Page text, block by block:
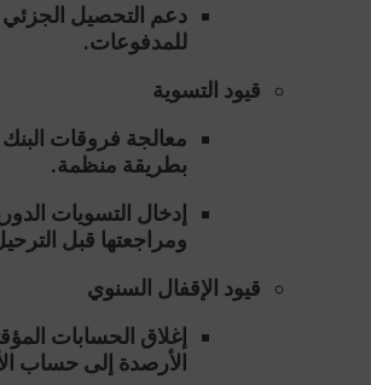
دعم التحصيل الجزئي
للمدفوعات.
قيود التسوية
معالجة فروقات
بطريقة منظمة.
إدخال التسويات
ومراجعتها قبل
قيود الإقفال السنوي
إغلاق الحسابات
الأرصدة إلى حساب